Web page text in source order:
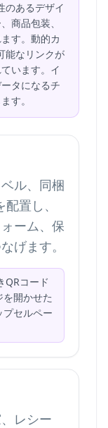
のあるデザイ
商品包装、
す。動的カ
能なリンクが
います。イ
タになるチ
す。
ル、同梱
置し、
ーム、保
げます。
QRコード
開かせた
セルペー
レシー